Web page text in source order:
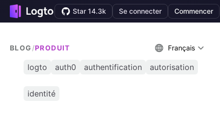
Star 14.3k Se connecter Commencer
BLOG /PRODUIT Français
logto auth0 authentification autorisation
identité